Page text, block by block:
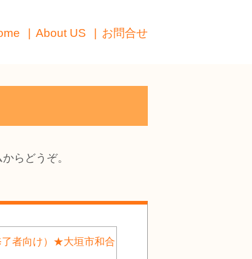
About US お問合せ
らどうぞ。
了者向け）★大垣市和合